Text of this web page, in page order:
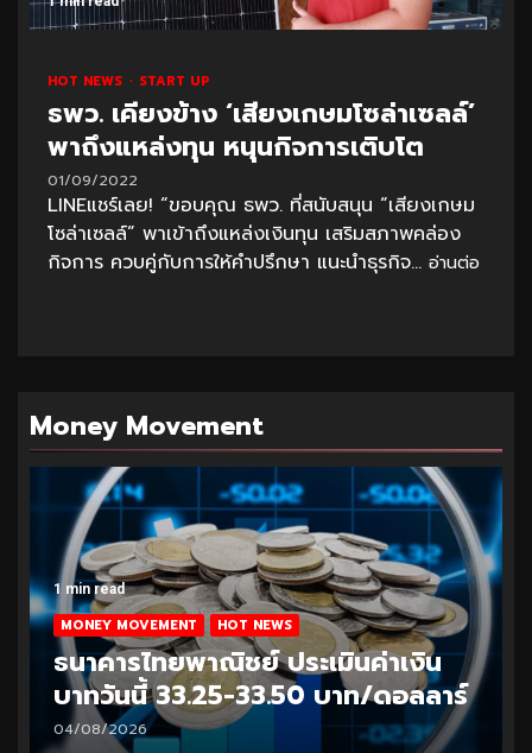
HOT NEWS START UP
ธพว. เคียงข้าง ‘เสียงเกษมโซล่าเซลล์’
พาถึงแหล่งทุน หนุนกิจการเติบโต
01/09/2022
LINEแชร์เลย! “ขอบคุณ ธพว. ที่สนับสนุน “เสียงเกษม
โซล่าเซลล์” พาเข้าถึงแหล่งเงินทุน เสริมสภาพคล่อง
กิจการ ควบคู่กับการให้คำปรึกษา แนะนำธุรกิจ... อ่านต่อ
Money Movement
1 min read
MONEY MOVEMENT HOT NEWS
ธนาคารไทยพาณิชย์ ประเมินค่าเงิน
บาทวันนี้ 33.25-33.50 บาท/ดอลลาร์
04/08/2026